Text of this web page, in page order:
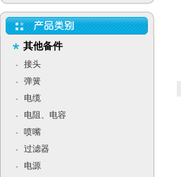
其他备件
·
接头
·
弹簧
·
电缆
·
电阻、电容
·
喷嘴
·
过滤器
·
电源